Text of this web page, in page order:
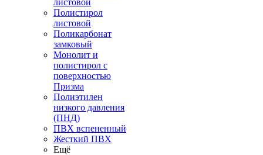
листовой
Полистирол
листовой
Поликарбонат
замковый
Монолит и
полистирол с
поверхностью
Призма
Полиэтилен
низкого давления
(ПНД)
ПВХ вспененный
Жесткий ПВХ
Ещё